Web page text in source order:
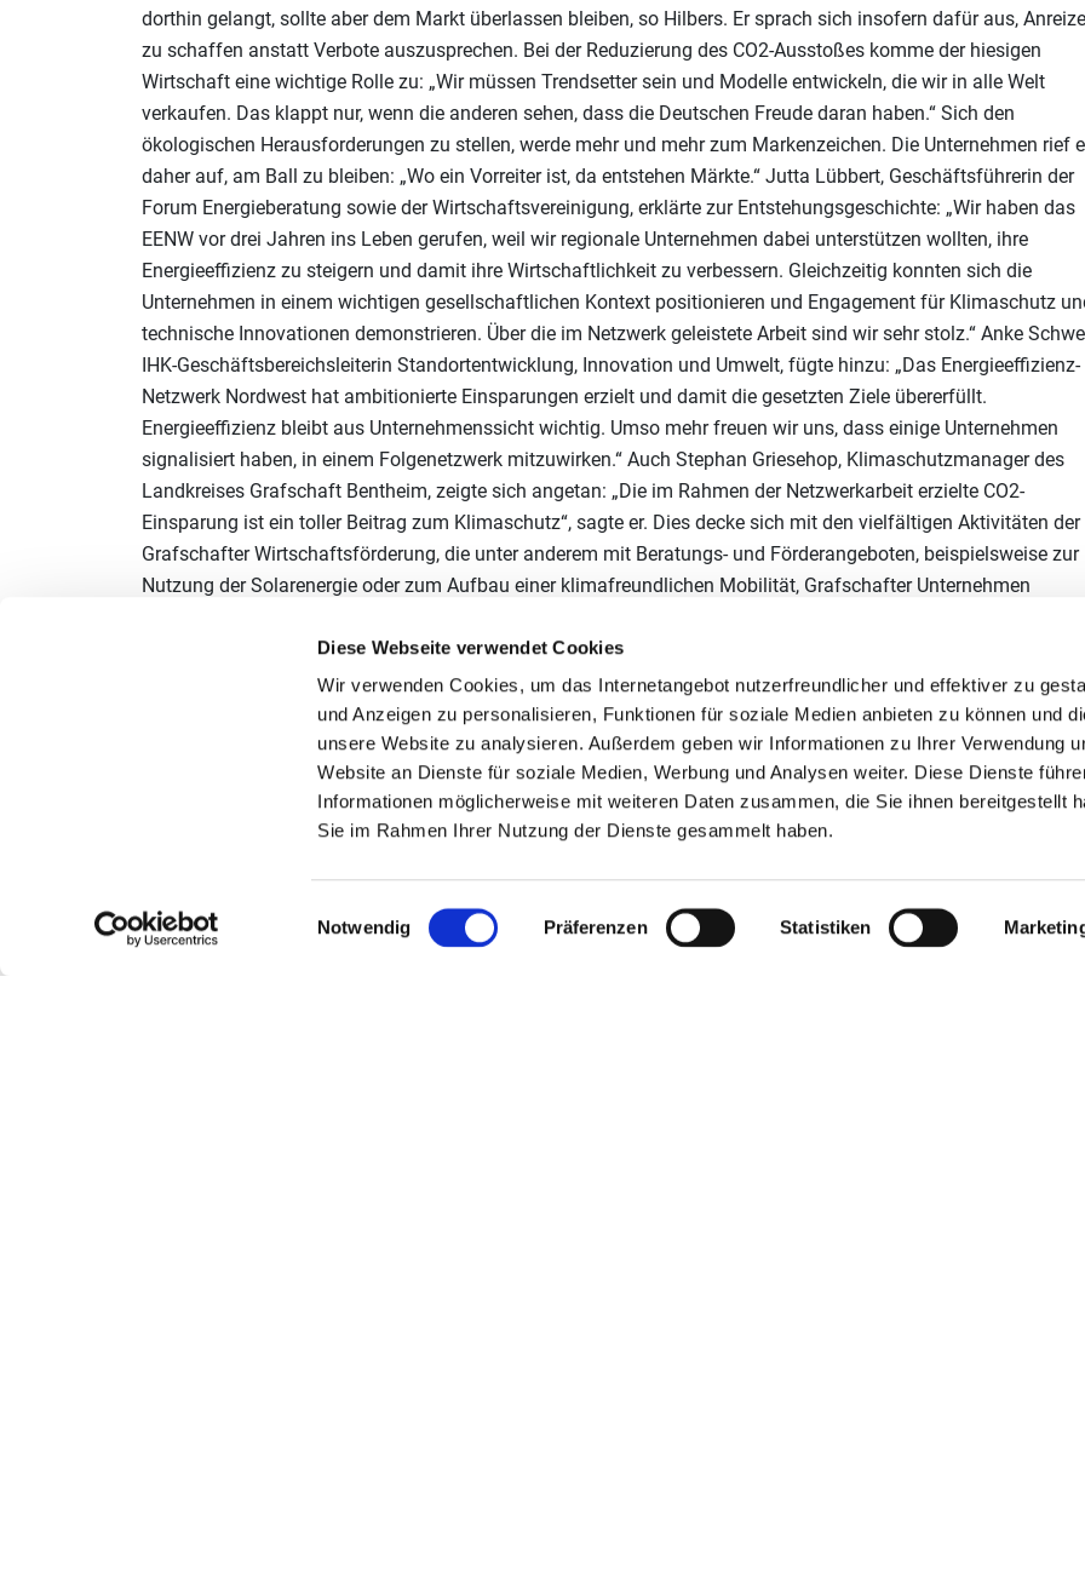
Diese Webseite verwendet Cookies
Wir verwenden Cookies, um das Internetangebot nutzerfreundlicher und effektiver zu
und Anzeigen zu personalisieren, Funktionen für soziale Medien anbieten zu können und
unsere Website zu analysieren. Außerdem geben wir Informationen zu Ihrer Verwendung
Website an Dienste für soziale Medien, Werbung und Analysen weiter. Diese Dienste
Informationen möglicherweise mit weiteren Daten zusammen, die Sie ihnen bereitgestellt
Sie im Rahmen Ihrer Nutzung der Dienste gesammelt haben.
Einwilligungsauswahl
Notwendig Präferenzen Statistiken
dorthin gelangt, sollte aber dem Markt überlassen bleiben, so Hilbers. Er sprach sich insofern dafür aus, Anreize
zu schaffen anstatt Verbote auszusprechen. Bei der Reduzierung des CO2-Ausstoßes komme der hiesigen
Wirtschaft eine wichtige Rolle zu: „Wir müssen Trendsetter sein und Modelle entwickeln, die wir in alle Welt
verkaufen. Das klappt nur, wenn die anderen sehen, dass die Deutschen Freude daran haben.“ Sich den
ökologischen Herausforderungen zu stellen, werde mehr und mehr zum Markenzeichen. Die Unternehmen rief
daher auf, am Ball zu bleiben: „Wo ein Vorreiter ist, da entstehen Märkte.“ Jutta Lübbert, Geschäftsführerin der
Forum Energieberatung sowie der Wirtschaftsvereinigung, erklärte zur Entstehungsgeschichte: „Wir haben das
EENW vor drei Jahren ins Leben gerufen, weil wir regionale Unternehmen dabei unterstützen wollten, ihre
Energieeffizienz zu steigern und damit ihre Wirtschaftlichkeit zu verbessern. Gleichzeitig konnten sich die
Unternehmen in einem wichtigen gesellschaftlichen Kontext positionieren und Engagement für Klimaschutz
technische Innovationen demonstrieren. Über die im Netzwerk geleistete Arbeit sind wir sehr stolz.“ Anke
IHK-Geschäftsbereichsleiterin Standortentwicklung, Innovation und Umwelt, fügte hinzu: „Das Energieeffizienz-
Netzwerk Nordwest hat ambitionierte Einsparungen erzielt und damit die gesetzten Ziele übererfüllt.
Energieeffizienz bleibt aus Unternehmenssicht wichtig. Umso mehr freuen wir uns, dass einige Unternehmen
signalisiert haben, in einem Folgenetzwerk mitzuwirken.“ Auch Stephan Griesehop, Klimaschutzmanager des
Landkreises Grafschaft Bentheim, zeigte sich angetan: „Die im Rahmen der Netzwerkarbeit erzielte CO2-
Einsparung ist ein toller Beitrag zum Klimaschutz“, sagte er. Dies decke sich mit den vielfältigen Aktivitäten der
Grafschafter Wirtschaftsförderung, die unter anderem mit Beratungs- und Förderangeboten, beispielsweise zur
Nutzung der Solarenergie oder zum Aufbau einer klimafreundlichen Mobilität, Grafschafter Unternehmen
Netzwerken zum Thema Energieeffizienz auszutauschen und dabei eigenverantwortlich Einsparziele
Initiatoren der Initiative sind die Bundesregierung sowie mehr als 20 Verbände und Organisationen der
darunter auch die IHK-Organisation. Die Geschäftsstelle der Initiative wird von der Deutschen Energie-Agentur
(dena) geleitet. Jährlich erfolgt ein Monitoringbericht über die Summe innerhalb der Netzwerke umgesetzter